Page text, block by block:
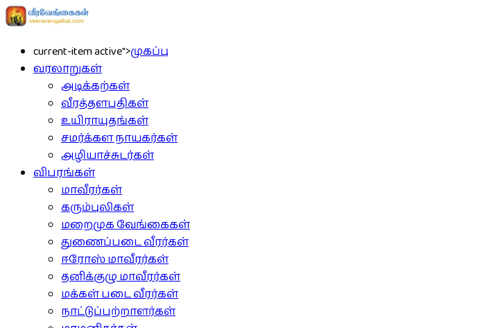
current-item active">முகப்பு
வரலாறுகள்
அடிக்கற்கள்
வீரத்தளபதிகள்
உயிராயுதங்கள்
சமர்க்கள நாயகர்கள்
அழியாச்சுடர்கள்
விபரங்கள்
மாவீரர்கள்
கரும்புலிகள்
மறைமுக வேங்கைகள்
துணைப்படை வீரர்கள்
ஈரோஸ் மாவீரர்கள்
தனிக்குழு மாவீரர்கள்
மக்கள் படை வீரர்கள்
நாட்டுப்பற்றாளர்கள்